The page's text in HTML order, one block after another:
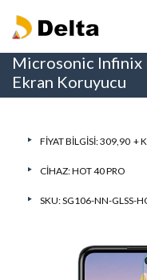
Microsonic Infinix
Ekran Koruyucu
FIYAT BILGISI: 309,90 +
CIHAZ:HOT 40 PRO
SKU: SG106-NN-GLSS-